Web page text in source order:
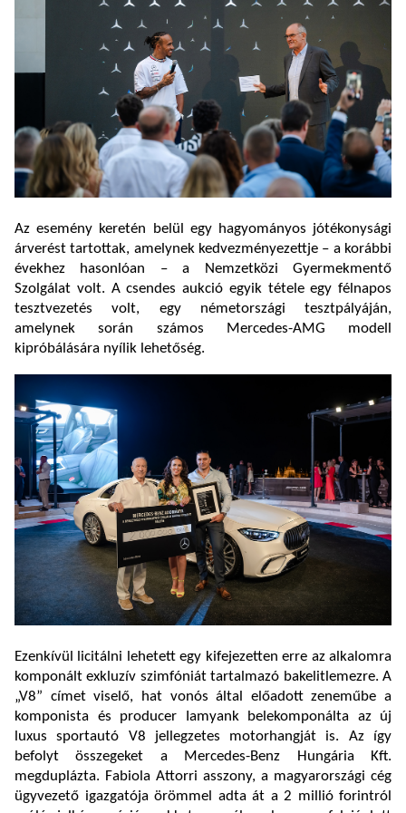
Az esemény keretén belül egy hagyományos jótékonysági
árverést tartottak, amelynek kedvezményezettje – a korábbi
évekhez hasonlóan – a Nemzetközi Gyermekmentő
Szolgálat volt. A csendes aukció egyik tétele egy félnapos
tesztvezetés volt, egy németországi tesztpályáján,
amelynek során számos Mercedes-AMG modell
kipróbálására nyílik lehetőség.
Ezenkívül licitálni lehetett egy kifejezetten erre az alkalomra
komponált exkluzív szimfóniát tartalmazó bakelitlemezre. A
„V8” címet viselő, hat vonós által előadott zeneműbe a
komponista és producer Iamyank belekomponálta az új
luxus sportautó V8 jellegzetes motorhangját is. Az így
befolytösszegeket a Mercedes-Benz Hungária Kft.
megduplázta. Fabiola Attorri asszony, a magyarországi cég
ügyvezető igazgatója örömmel adta át a 2 millió forintról